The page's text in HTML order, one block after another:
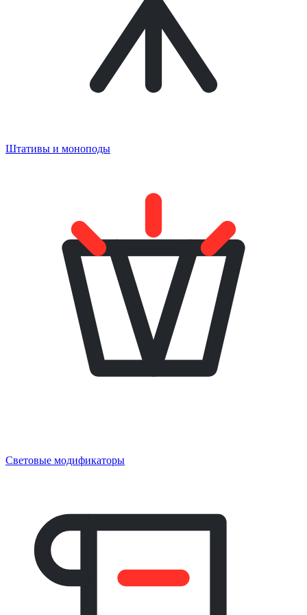
Штативы и моноподы
Световые модификаторы